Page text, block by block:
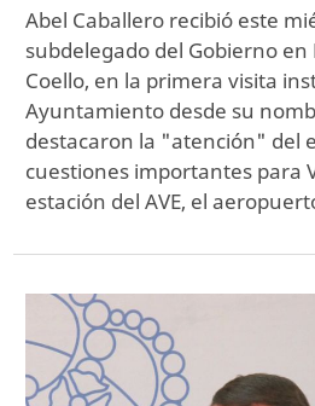
Abel Caballero recibió este
subdelegado del Gobierno
Coello, en la primera visita
Ayuntamiento desde su
destacaron la "atención" del
cuestiones importantes para
estación del AVE, el